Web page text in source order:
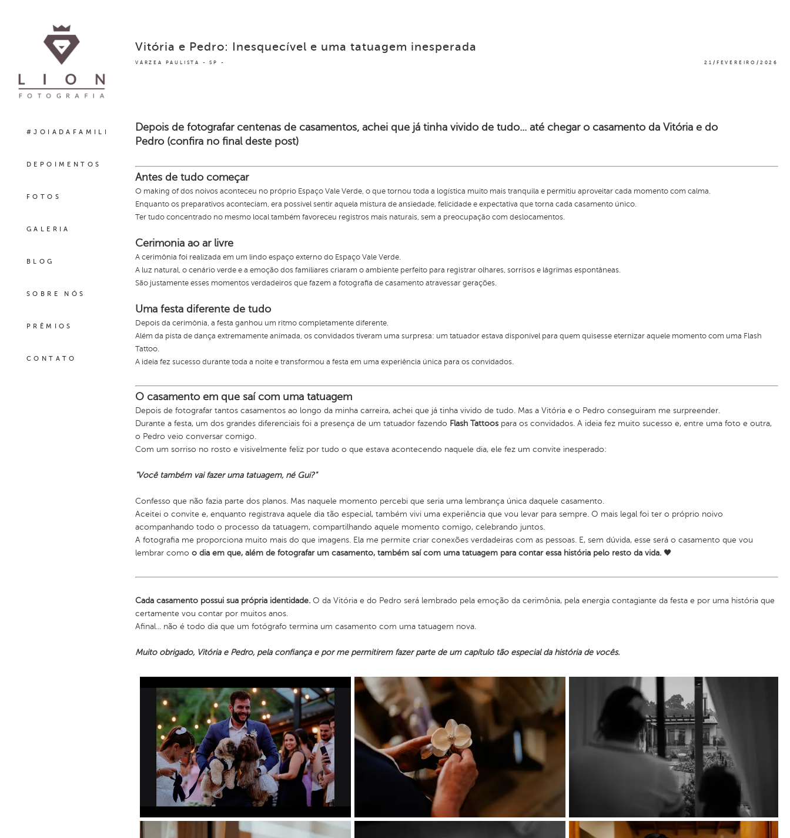
#JOIADAFAMILIA
DEPOIMENTOS
FOTOS
GALERIA
BLOG
SOBRE NÓS
PRÊMIOS
CONTATO
VÁRZEA PAULISTA - SP 21/FEVEREIRO/2026
Vitória e Pedro: Inesquecível e uma tatuagem inesperada
Depois de fotografar centenas de casamentos, achei que já tinha vivido de tudo... até chegar o casamento da Vitória e do
Pedro (confira no final deste post)
Antes de tudo começar
O making of dos noivos aconteceu no próprio Espaço Vale Verde, o que tornou toda a logística muito mais tranquila e permitiu aproveitar cada momento com calma.
Enquanto os preparativos aconteciam, era possível sentir aquela mistura de ansiedade, felicidade e expectativa que torna cada casamento único.
Ter tudo concentrado no mesmo local também favoreceu registros mais naturais, sem a preocupação com deslocamentos.
Cerimonia ao ar livre
A cerimônia foi realizada em um lindo espaço externo do Espaço Vale Verde.
A luz natural, o cenário verde e a emoção dos familiares criaram o ambiente perfeito para registrar olhares, sorrisos e lágrimas espontâneas.
São justamente esses momentos verdadeiros que fazem a fotografia de casamento atravessar gerações.
Uma festa diferente de tudo
Depois da cerimônia, a festa ganhou um ritmo completamente diferente.
Além da pista de dança extremamente animada, os convidados tiveram uma surpresa: um tatuador estava disponível para quem quisesse eternizar aquele momento com uma Flash
Tattoo.
A ideia fez sucesso durante toda a noite e transformou a festa em uma experiência única para os convidados.
O casamento em que saí com uma tatuagem
Depois de fotografar tantos casamentos ao longo da minha carreira, achei que já tinha vivido de tudo. Mas a Vitória e o Pedro conseguiram me surpreender.
Durante a festa, um dos grandes diferenciais foi a presença de um tatuador fazendo Flash Tattoos para os convidados. A ideia fez muito sucesso e, entre uma foto e outra,
o Pedro veio conversar comigo.
Com um sorriso no rosto e visivelmente feliz por tudo o que estava acontecendo naquele dia, ele fez um convite inesperado:
"Você também vai fazer uma tatuagem, né Gui?"
Confesso que não fazia parte dos planos. Mas naquele momento percebi que seria uma lembrança única daquele casamento.
Aceitei o convite e, enquanto registrava aquele dia tão especial, também vivi uma experiência que vou levar para sempre. O mais legal foi ter o próprio noivo
acompanhando todo o processo da tatuagem, compartilhando aquele momento comigo, celebrando juntos.
A fotografia me proporciona muito mais do que imagens. Ela me permite criar conexões verdadeiras com as pessoas. E, sem dúvida, esse será o casamento que vou
lembrar como o dia em que, além de fotografar um casamento, também saí com uma tatuagem para contar essa história pelo resto da vida. 🖤
Cada casamento possui sua própria identidade. O da Vitória e do Pedro será lembrado pela emoção da cerimônia, pela energia contagiante da festa e por uma história que
certamente vou contar por muitos anos.
Afinal... não é todo dia que um fotógrafo termina um casamento com uma tatuagem nova.
Muito obrigado, Vitória e Pedro, pela confiança e por me permitirem fazer parte de um capítulo tão especial da história de vocês.